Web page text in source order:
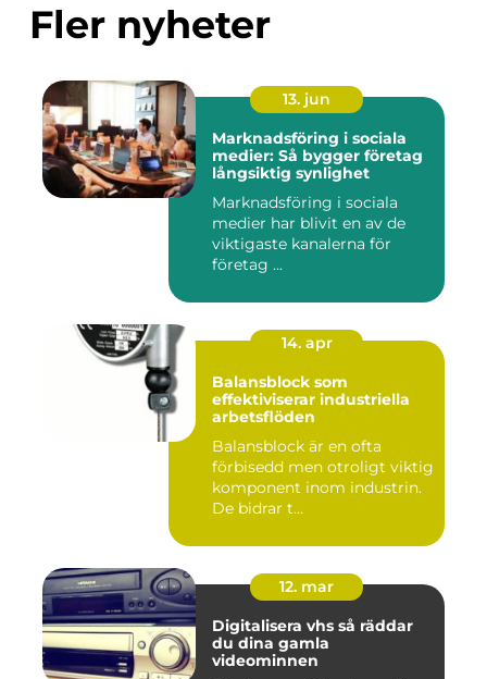
Fler nyheter
13. jun
Marknadsföring i sociala
medier: Så bygger företag
långsiktig synlighet
Marknadsföring i sociala
medier har blivit en av de
viktigaste kanalerna för
företag ...
14. apr
Balansblock som
effektiviserar industriella
arbetsflöden
Balansblock är en ofta
förbisedd men otroligt viktig
komponent inom industrin.
De bidrar t...
12. mar
Digitalisera vhs så räddar
du dina gamla
videominnen